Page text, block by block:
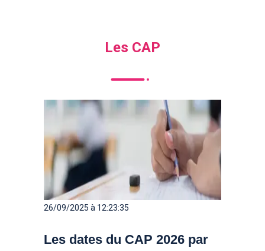
Les CAP
26/09/2025 à 12:23:35
Les dates du CAP 2026 par